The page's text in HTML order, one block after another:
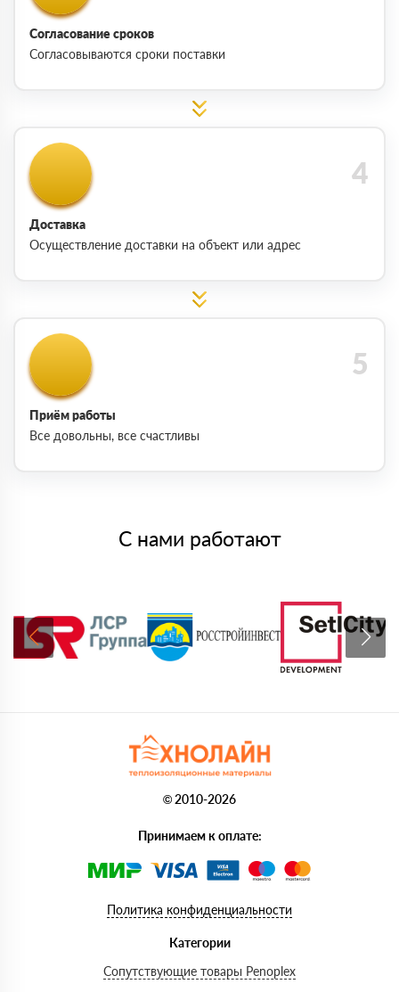
Согласование сроков
Согласовываются сроки поставки
Доставка
Осуществление доставки на объект или адрес
Приём работы
Все довольны, все счастливы
С нами работают
© 2010-2026
Принимаем к оплате:
Политика конфиденциальности
Категории
Сопутствующие товары Penoplex